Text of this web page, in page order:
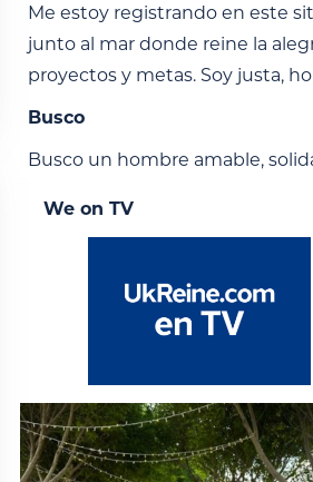
Me estoy registrando en este
junto al mar donde reine la
proyectos y metas. Soy justa,
Busco
Busco un hombre amable,
We on TV